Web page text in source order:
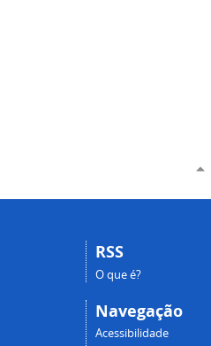
RSS
O que é?
Navegação
Acessibilidade